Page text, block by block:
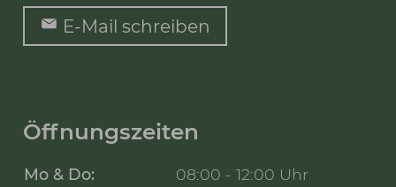
E-Mail schreiben
Öffnungszeiten
Mo & Do:
08:00 - 12:00 Uhr